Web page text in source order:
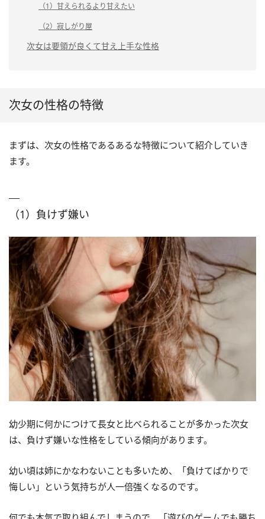
（1）甘えられるより甘えたい
（2）寂しがり屋
次女は要領が良くて甘え上手な性格
次女の性格の特徴
まずは、次女の性格であるあるな特徴について紹介していき
ます。
（1）負けず嫌い
幼少期に何かにつけて長女と比べられることが多かった次女
は、負けず嫌いな性格をしている傾向があります。
幼い頃は姉にかなわないことも多いため、「負けてばかりで
悔しい」という気持ちが人一倍強くなるのです。